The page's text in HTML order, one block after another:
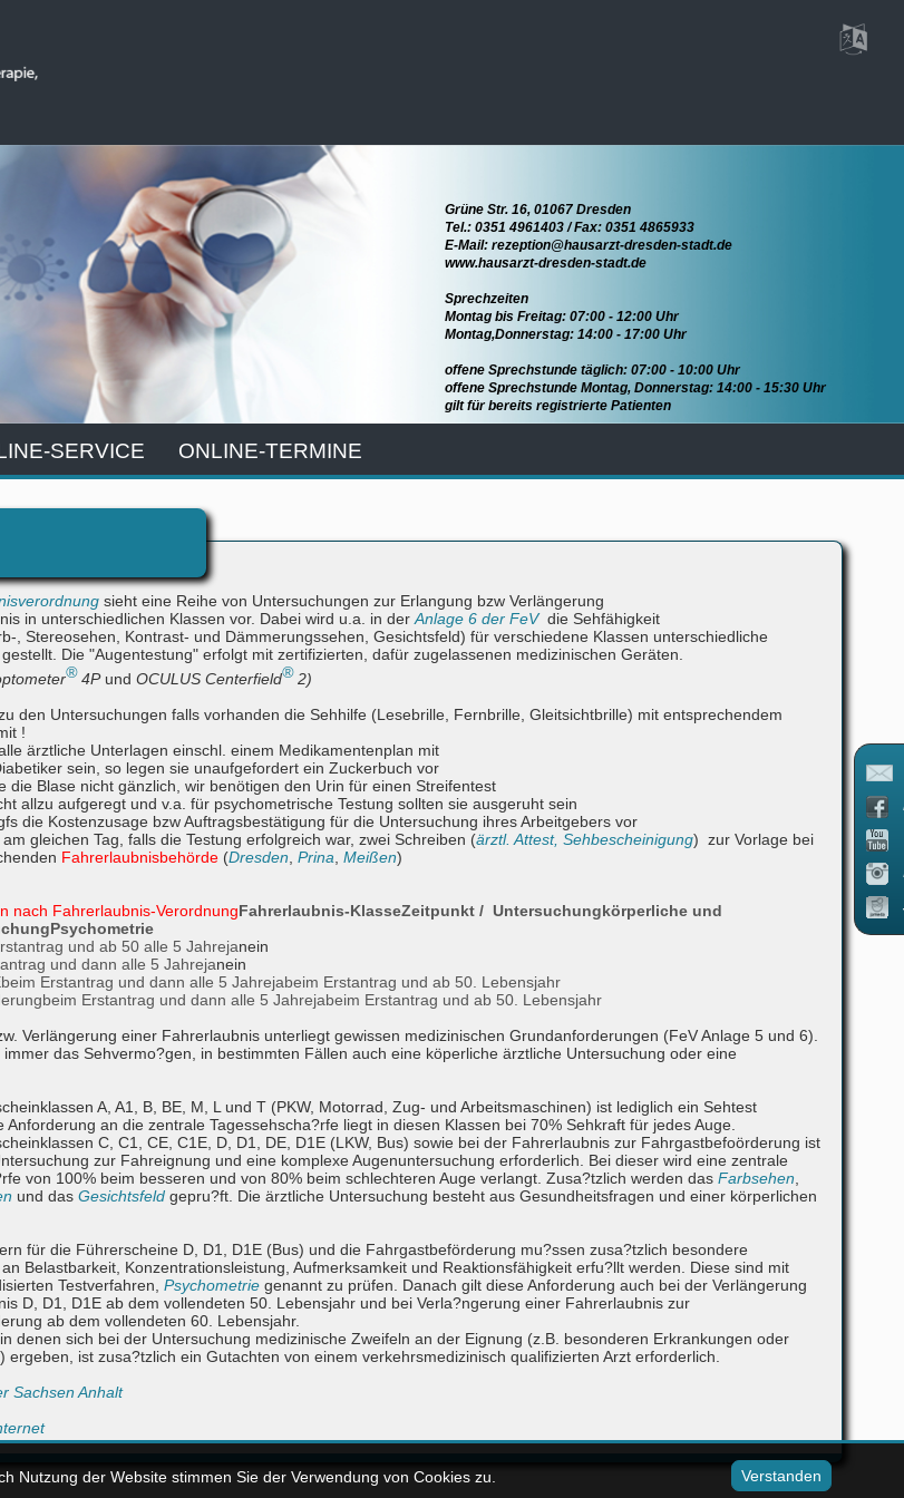
Grüne Str. 16, 01067 Dresden
Tel.: 0351 4961403 / Fax: 0351 4865933
E-Mail: rezeption@hausarzt-dresden-stadt.de
www.hausarzt-dresden-stadt.de
Sprechzeiten
Montag bis Freitag: 07:00 - 12:00 Uhr
Montag,Donnerstag: 14:00 - 17:00 Uhr
offene Sprechstunde täglich: 07:00 - 10:00 Uhr
offene Sprechstunde Montag, Donnerstag: 14:00 - 15:30 Uhr
gilt für bereits registrierte Patienten
SERVICE ONLINE-TERMINE
sieht eine Reihe von Untersuchungen zur Erlangung bzw Verlängerung
in unterschiedlichen Klassen vor. Dabei wird u.a. in der Anlage 6 der FeVdie Sehfähigkeit
, Stereosehen, Kontrast- und Dämmerungssehen, Gesichtsfeld) für verschiedene Klassen unterschiedliche
Die "Augentestung" erfolgt mit zertifizierten, dafür zugelassenen medizinischen Geräten.
®4Pund OCULUS Centerfield®2)
den Untersuchungen falls vorhanden die Sehhilfe (Lesebrille, Fernbrille, Gleitsichtbrille) mit entsprechendem
!
ärztliche Unterlagen einschl. einem Medikamentenplan mit
sein, so legen sie unaufgefordert ein Zuckerbuch vor
die Blase nicht gänzlich, wir benötigen den Urin für einen Streifentest
allzu aufgeregt und v.a. für psychometrische Testung sollten sie ausgeruht sein
die Kostenzusage bzw Auftragsbestätigung für die Untersuchung ihres Arbeitgebers vor
gleichen Tag, falls die Testung erfolgreich war, zwei Schreiben (ärztl. Attest, Sehbescheinigung) zur Vorlage bei
Fahrerlaubnisbehörde (Dresden Prina Meißen)
nach Fahrerlaubnis-VerordnungFahrerlaubnis-KlasseZeitpunkt / Untersuchungkörperliche und
Psychometrie
und ab 50 alle 5 Jahrejanein
und dann alle 5 Jahrejanein
beim Erstantrag und dann alle 5 Jahrejabeim Erstantrag und ab 50. Lebensjahr
beim Erstantrag und dann alle 5 Jahrejabeim Erstantrag und ab 50. Lebensjahr
Verlängerung einer Fahrerlaubnis unterliegt gewissen medizinischen Grundanforderungen (FeV Anlage 5 und 6).
immer das Sehvermo?gen, in bestimmten Fällen auch eine köperliche ärztliche Untersuchung oder eine
A, A1, B, BE, M, L und T (PKW, Motorrad, Zug- und Arbeitsmaschinen) ist lediglich ein Sehtest
Anforderung an die zentrale Tagessehscha?rfe liegt in diesen Klassen bei 70% Sehkraft für jedes Auge.
C, C1, CE, C1E, D, D1, DE, D1E (LKW, Bus) sowie bei der Fahrerlaubnis zur Fahrgastbefoörderung ist
zur Fahreignung und eine komplexe Augenuntersuchung erforderlich. Bei dieser wird eine zentrale
von 100% beim besseren und von 80% beim schlechteren Auge verlangt. Zusa?tzlich werden das Farbsehen
und das Gesichtsfeld gepru?ft. Die ärztliche Untersuchung besteht aus Gesundheitsfragen und einer körperlichen
für die Führerscheine D, D1, D1E (Bus) und die Fahrgastbeförderung mu?ssen zusa?tzlich besondere
Belastbarkeit, Konzentrationsleistung, Aufmerksamkeit und Reaktionsfähigkeit erfu?llt werden. Diese sind mit
Testverfahren, Psychometrie genannt zu prüfen. Danach gilt diese Anforderung auch bei der Verlängerung
D, D1, D1E ab dem vollendeten 50. Lebensjahr und bei Verla?ngerung einer Fahrerlaubnis zur
ab dem vollendeten 60. Lebensjahr.
denen sich bei der Untersuchung medizinische Zweifeln an der Eignung (z.B. besonderen Erkrankungen oder
ergeben, ist zusa?tzlich ein Gutachten von einem verkehrsmedizinisch qualifizierten Arzt erforderlich.
Sachsen Anhalt
Nutzung der Website stimmen Sie der Verwendung von Cookies zu. Verstanden